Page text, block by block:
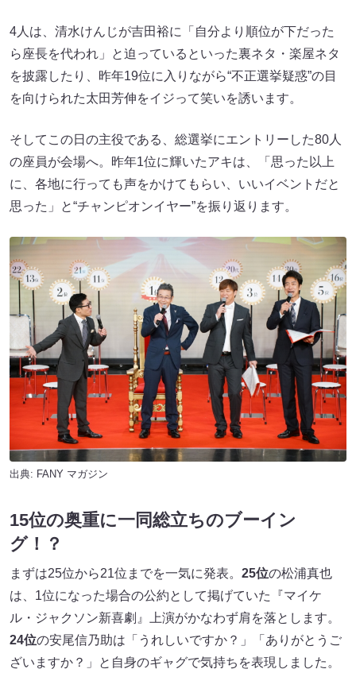
4人は、清水けんじが吉田裕に「自分より順位が下だった
ら座長を代われ」と迫っているといった裏ネタ・楽屋ネタ
を披露したり、昨年19位に入りながら“不正選挙疑惑”の目
を向けられた太田芳伸をイジって笑いを誘います。
そしてこの日の主役である、総選挙にエントリーした80人
の座員が会場へ。昨年1位に輝いたアキは、「思った以上
に、各地に行っても声をかけてもらい、いいイベントだと
思った」と“チャンピオンイヤー”を振り返ります。
出典: FANY マガジン
15位の奥重に一同総立ちのブーイン
グ！？
まずは25位から21位までを一気に発表。 25位の松浦真也
は、1位になった場合の公約として掲げていた『マイケ
ル・ジャクソン新喜劇』上演がかなわず肩を落とします。
24位の安尾信乃助は「うれしいですか？」「ありがとうご
ざいますか？」と自身のギャグで気持ちを表現しました。